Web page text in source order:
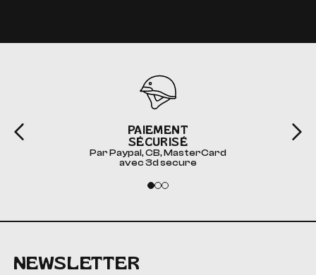
PAIEMENT
SÉCURISÉ
Par Paypal, CB, MasterCard
avec 3d secure
NEWSLETTER